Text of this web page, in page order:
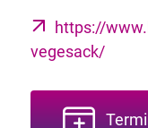
https://
vegesack/